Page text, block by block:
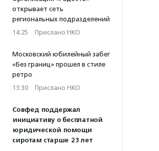
открывает сеть
региональных подразделений
14:25 · Прислано НКО
Московский юбилейный забег
«Без границ» прошел в стиле
ретро
13:30 · Прислано НКО
Совфед поддержал
инициативу о бесплатной
юридической помощи
сиротам старше 23 лет